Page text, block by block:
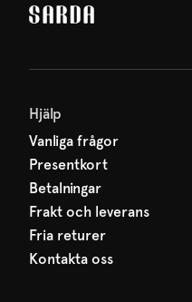
redan på dig!
Hjälp
Vanliga frågor
Presentkort
Betalningar
Frakt och leverans
Fria returer
Kontakta oss